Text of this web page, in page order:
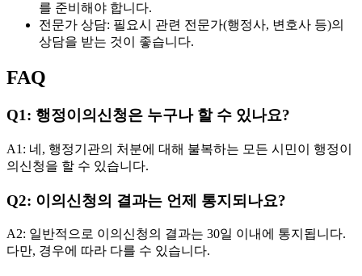
를 준비해야 합니다.
전문가 상담: 필요시 관련 전문가(행정사, 변호사 등)의
상담을 받는 것이 좋습니다.
FAQ
Q1: 행정이의신청은 누구나 할 수 있나요?
A1: 네, 행정기관의 처분에 대해 불복하는 모든 시민이 행정이
의신청을 할 수 있습니다.
Q2: 이의신청의 결과는 언제 통지되나요?
A2: 일반적으로 이의신청의 결과는 30일 이내에 통지됩니다.
다만, 경우에 따라 다를 수 있습니다.